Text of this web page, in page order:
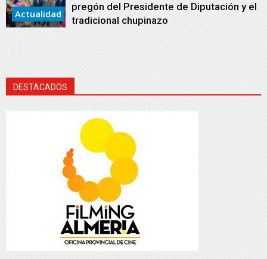
Actualidad
pregón del Presidente de Diputación y el
tradicional chupinazo
DESTACADOS